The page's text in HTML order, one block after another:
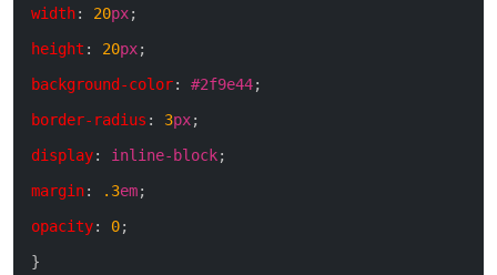
width: 20px;
height : 20px;
background-color: #2f9e44;
border-radius : 3px;
display: inline-block;
margin: .3em;
opacity: 0;
}